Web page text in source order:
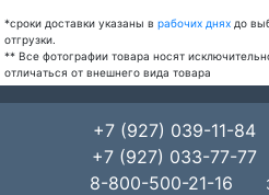
*сроки доставки указаны в рабочих днях до
отгрузки.
** Все фотографии товара носят
отличаться от внешнего вида товара
+7 (927) 039-11-84
+7 (927) 033-77-77
8-800-500-21-16